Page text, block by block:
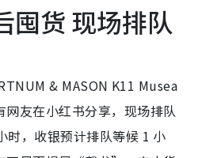
囤货 现场排队
& MASON K11 Musea
友在小红书分享，现场排队
时，收银预计排队等候 1 小